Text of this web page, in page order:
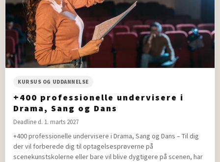
KURSUS OG UDDANNELSE
+400 professionelle undervisere i
Drama, Sang og Dans
Deadline d. 1. marts 2027
+400 professionelle undervisere i Drama, Sang og Dans – Til dig
der vil forberede dig til optagelsesprøverne på
scenekunstskolerne eller bare vil blive dygtigere på scenen, har